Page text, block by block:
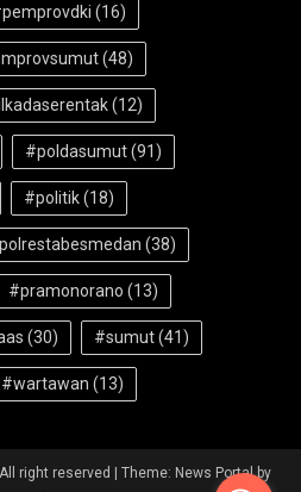
(16)
(48)
(12)
#poldasumut(91)
#politik(18)
(38)
#pramonorano (13)
(30) #sumut(41)
#wartawan (13)
right reserved
Theme: News Portal by